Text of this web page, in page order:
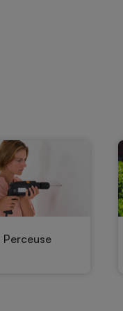
Perceuse